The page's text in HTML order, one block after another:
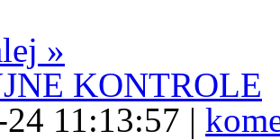
»
KONTROLE
11:13:57 |